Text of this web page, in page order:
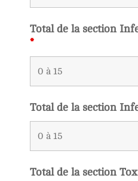
Total de la section
*
Total de la section
Total de la section